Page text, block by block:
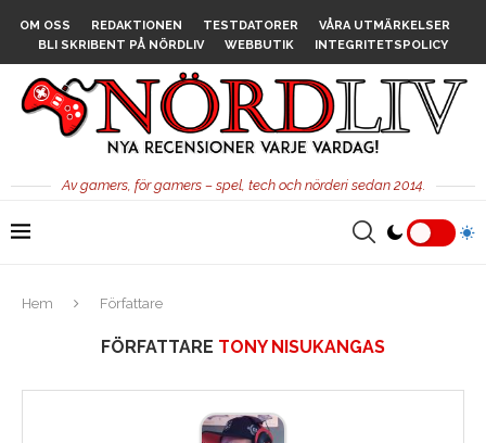
OM OSS REDAKTIONEN TESTDATORER
VÅRA UTMÄRKELSER
BLI SKRIBENT PÅ NÖRDLIV
WEBBUTIK INTEGRITETSPOLICY
Av gamers, för gamers – spel, tech och nörderi sedan 2014.
Hem Författare
FÖRFATTARE TONY NISUKANGAS